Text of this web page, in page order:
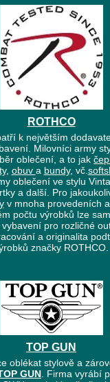
ROTHCO
k největším
Milovníci army
oblečení, a to jak
, obuv a bundy, vč.
oblečení ve stylu
a další. Pro
v mnoha provedeních
počtu výrobků lze
pro rozličné
a originalita
značky ROTHCO.
TOP GUN
oblékat stylově a
GUN . Firma vyrábí